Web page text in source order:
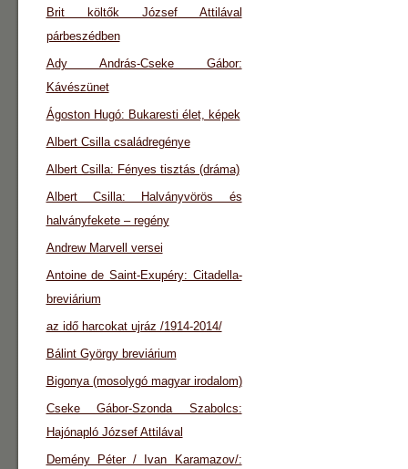
Brit költők József Attilával
párbeszédben
Ady András-Cseke Gábor:
Kávészünet
Ágoston Hugó: Bukaresti élet, képek
Albert Csilla családregénye
Albert Csilla: Fényes tisztás (dráma)
Albert Csilla: Halványvörös és
halványfekete – regény
Andrew Marvell versei
Antoine de Saint-Exupéry: Citadella-
breviárium
az idő harcokat ujráz /1914-2014/
Bálint György breviárium
Bigonya (mosolygó magyar irodalom)
Cseke Gábor-Szonda Szabolcs:
Hajónapló József Attilával
Demény Péter / Ivan Karamazov/: